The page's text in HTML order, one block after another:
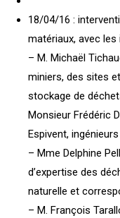
18/04/16 :
matériaux, avec
– M. Michaël
miniers, des sites
stockage de
Monsieur Frédéric
Espivent,
– Mme Delphine
d’expertise des
naturelle et
– M. François